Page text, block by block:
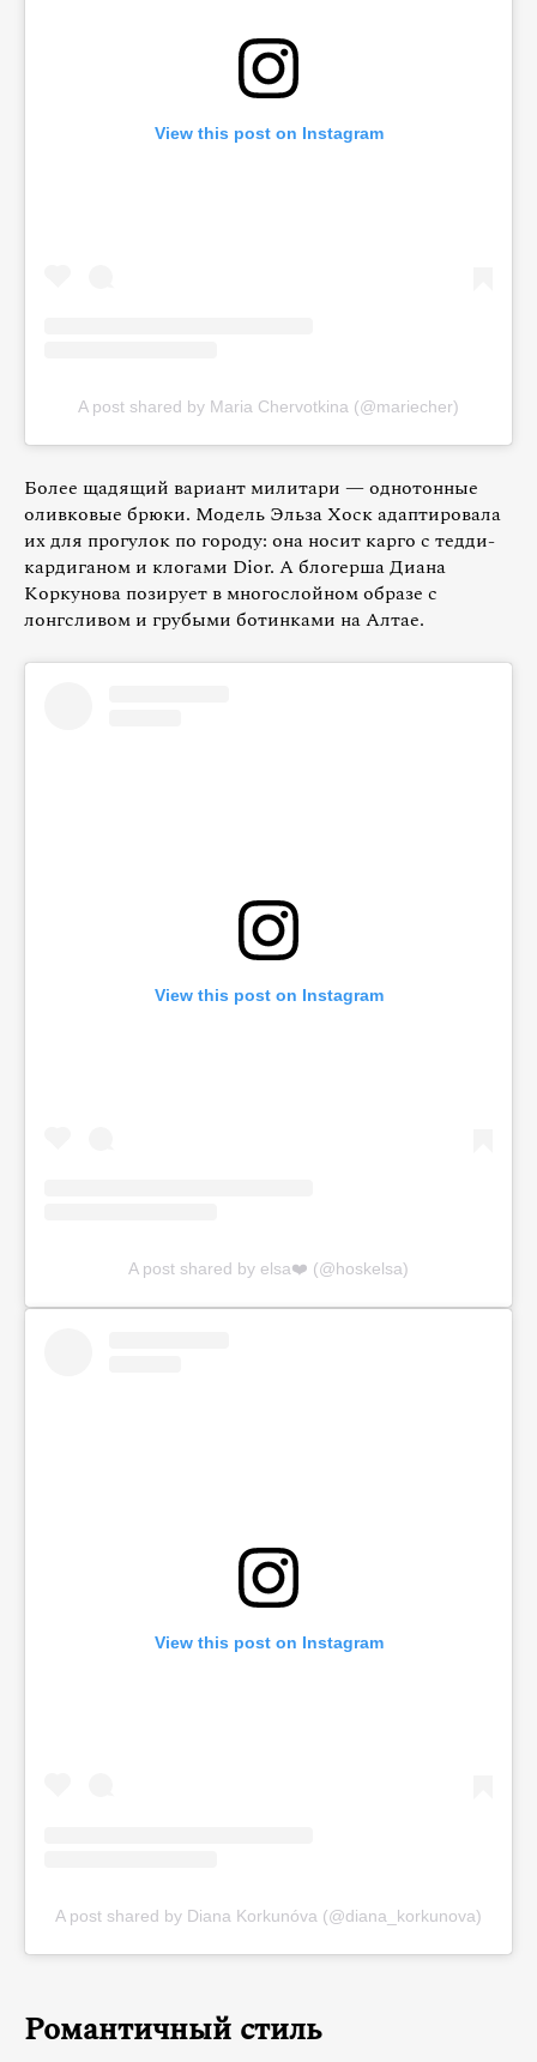
View this post on Instagram
A post shared by Maria Chervotkina (@mariecher)
Более щадящий вариант милитари — однотонные
оливковые брюки. Модель Эльза Хоск адаптировала
их для прогулок по городу: она носит карго с тедди-
кардиганом и клогами Dior. А блогерша Диана
Коркунова позирует в многослойном образе с
лонгсливом и грубыми ботинками на Алтае.
View this post on Instagram
A post shared by elsa❤️ (@hoskelsa)
View this post on Instagram
A post shared by Diana Korkunóva (@diana_korkunova)
Романтичный стиль